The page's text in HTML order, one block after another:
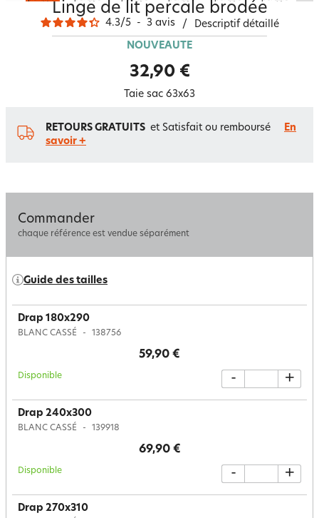
Linge de lit percale brodée
4.3/5 - 3 avis / Descriptif détaillé
NOUVEAUTÉ
32,90 €
Taie sac 63x63
RETOURS GRATUITS et Satisfait ou remboursé
En
savoir +
Commander
chaque référence est vendue séparément
Guide des tailles
Drap 180x290
BLANC CASSÉ 138756
59,90 €
Disponible - +
Drap 240x300
BLANC CASSÉ 139918
69,90 €
Disponible - +
Drap 270x310